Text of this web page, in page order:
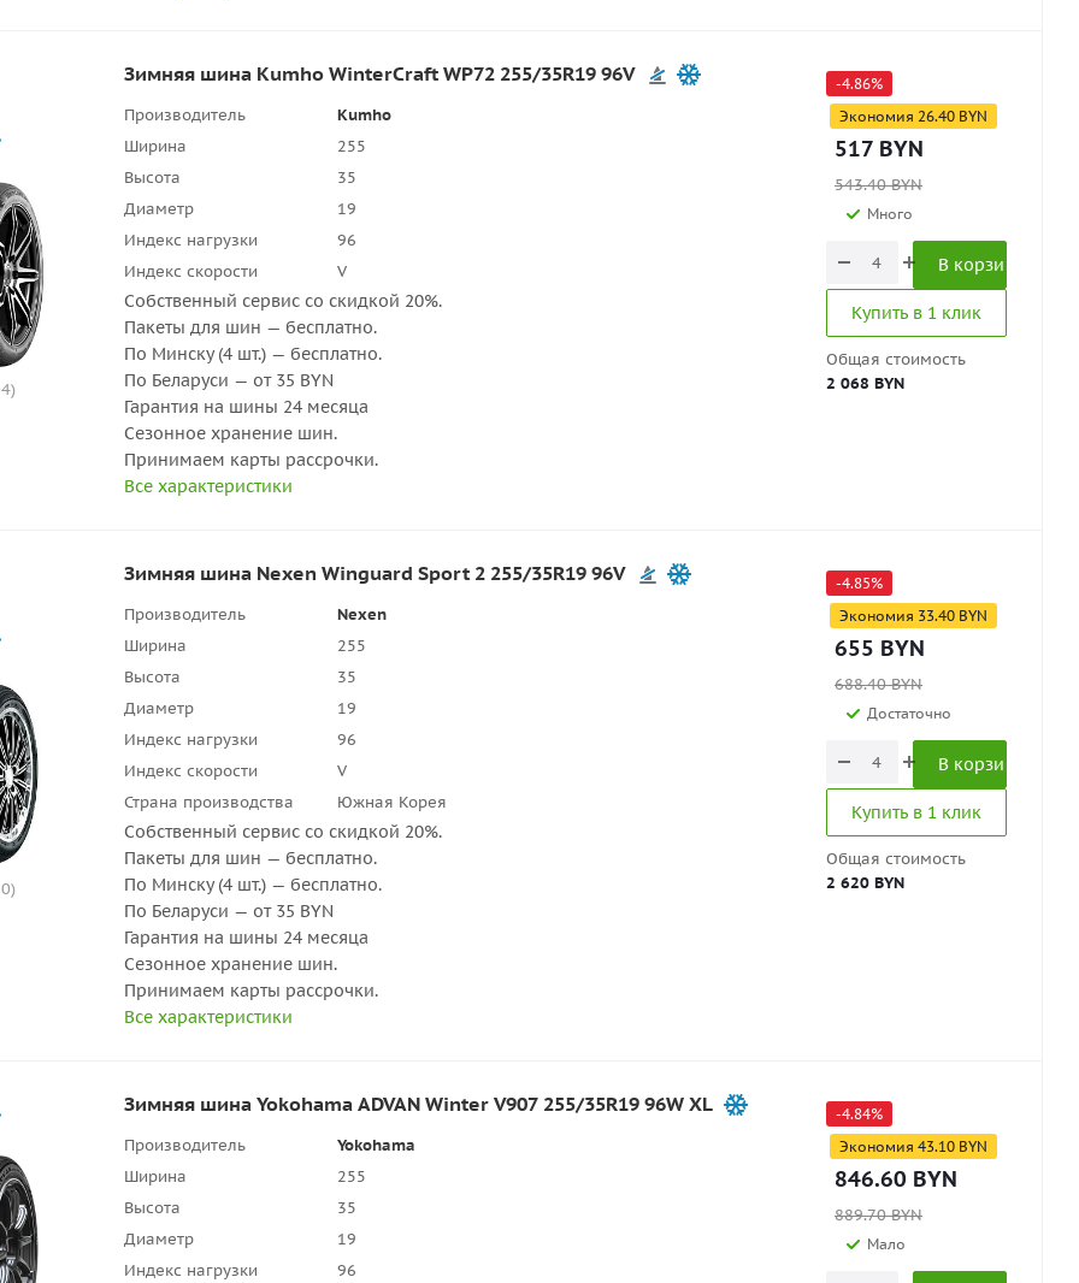
Зимняя шина Kumho WinterCraft WP72 255/35R19 96V
Производитель
Kumho
Ширина
255
Высота
35
Диаметр
19
Индекс нагрузки
96
Индекс скорости
V
Собственный сервис со скидкой 20%.
Пакеты для шин — бесплатно.
По Минску (4 шт.) — бесплатно.
По Беларуси — от 35 BYN
Гарантия на шины 24 месяца
Сезонное хранение шин.
Принимаем карты рассрочки.
Все характеристики
-4.86%
Экономия 26.40 BYN
517 BYN
543.40BYN
Много
В корзину
Купить в 1 клик
Общая стоимость
2 068 BYN
Зимняя шина Nexen Winguard Sport 2 255/35R19 96V
Производитель
Nexen
Ширина
255
Высота
35
Диаметр
19
Индекс нагрузки
96
Индекс скорости
V
Страна производства
Южная Корея
Собственный сервис со скидкой 20%.
Пакеты для шин — бесплатно.
По Минску (4 шт.) — бесплатно.
По Беларуси — от 35 BYN
Гарантия на шины 24 месяца
Сезонное хранение шин.
Принимаем карты рассрочки.
Все характеристики
-4.85%
Экономия 33.40 BYN
655 BYN
688.40BYN
Достаточно
В корзину
Купить в 1 клик
Общая стоимость
2 620 BYN
Зимняя шина Yokohama ADVAN Winter V907 255/35R19 96W XL
Производитель
Yokohama
Ширина
255
Высота
35
Диаметр
19
Индекс нагрузки
96
-4.84%
Экономия 43.10 BYN
846.60 BYN
889.70BYN
Мало